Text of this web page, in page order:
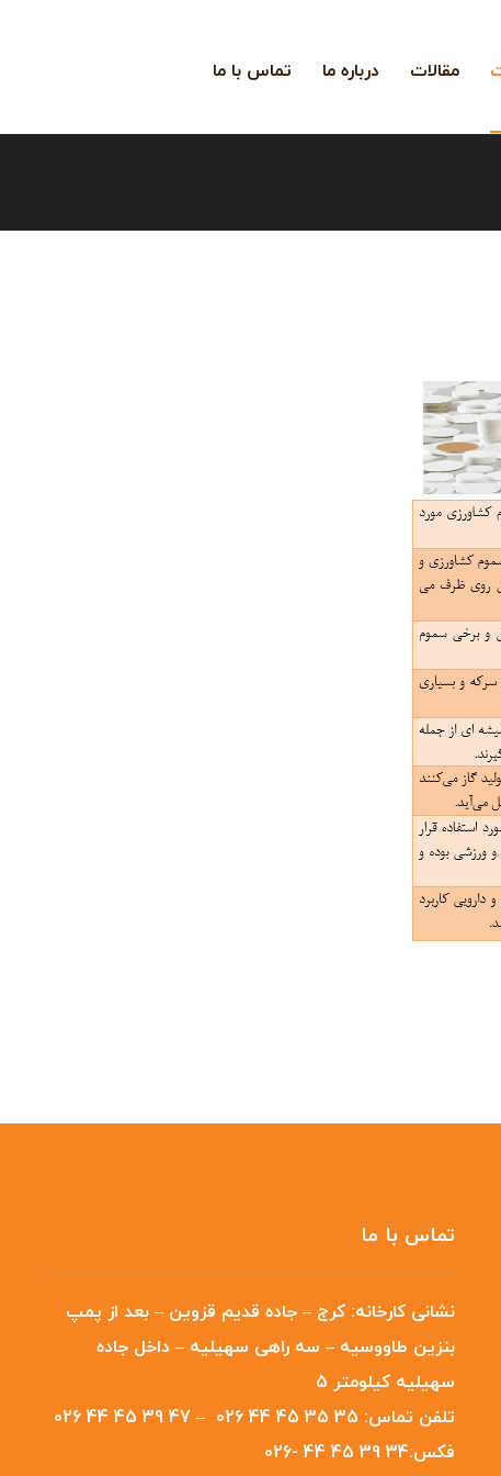
مقالات درباره ما تماس با ما
تماس با ما
نشانی کارخانه:کرج – جاده قدیم قزوین – بعد از پمپ
بنزین طاووسیه – سه راهی سهیلیه – داخل جاده
سهیلیه کیلومتر 5
تلفن تماس: 35 35 45 44 026
–
47 39 45 44 026
فکس:34 39 45 44 -026